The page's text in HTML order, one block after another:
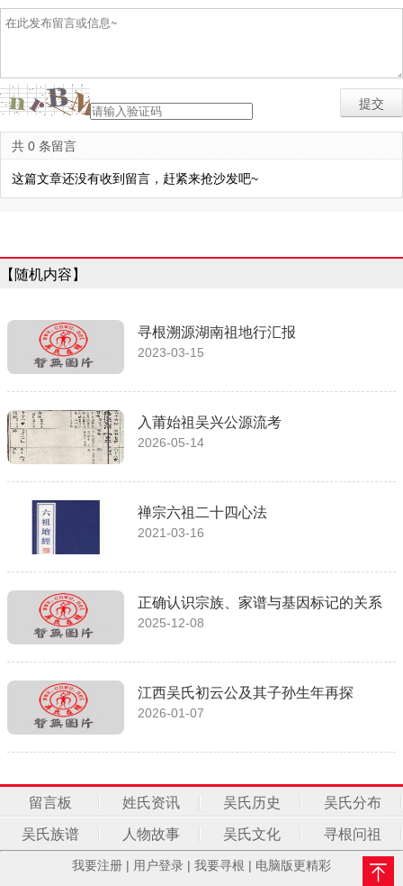
共 0 条留言
这篇文章还没有收到留言，赶紧来抢沙发吧~
【随机内容】
寻根溯源湖南祖地行汇报
2023-03-15
入莆始祖吴兴公源流考
2026-05-14
禅宗六祖二十四心法
2021-03-16
正确认识宗族、家谱与基因标记的关系
2025-12-08
江西吴氏初云公及其子孙生年再探
2026-01-07
留言板 姓氏资讯 吴氏历史 吴氏分布
吴氏族谱 人物故事 吴氏文化 寻根问祖
我要注册 | 用户登录 | 我要寻根 | 电脑版更精彩